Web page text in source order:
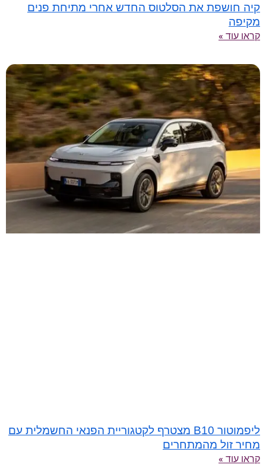
קיה חושפת את הסלטוס החדש אחרי מתיחת פנים
מקיפה
קראו עוד »
ליפמוטור B10 מצטרף לקטגוריית הפנאי החשמלית עם
מחיר זול מהמתחרים
קראו עוד »